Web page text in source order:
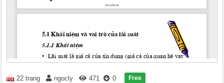
22 trang ngocly 471 0 Free